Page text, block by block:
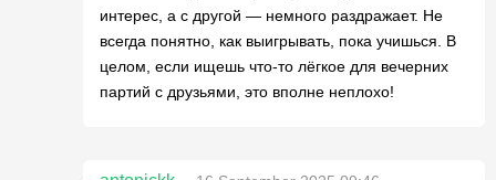
интерес, а с другой — немного раздражает. Не
всегда понятно, как выигрывать, пока учишься. В
целом, если ищешь что-то лёгкое для вечерних
партий с друзьями, это вполне неплохо!